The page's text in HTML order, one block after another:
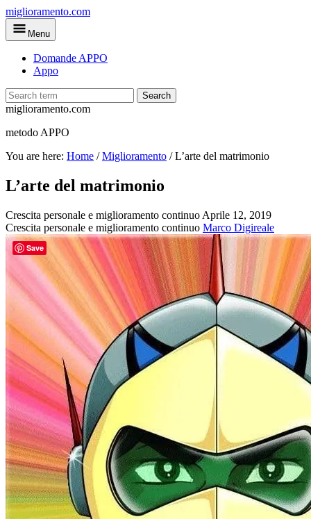
Skip
to
main
miglioramento.com
Menu
Domande APPO
Appo
Search
miglioramento.com
metodo APPO
You are here: Home /Miglioramento /L’arte del matrimonio
L’arte del matrimonio
Crescita personale e miglioramento continuo Aprile 12, 2019
Crescita personale e miglioramento continuo Marco Digireale
Save